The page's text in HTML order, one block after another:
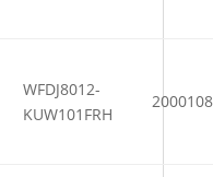
WFDJ8012-
KUW101FRH